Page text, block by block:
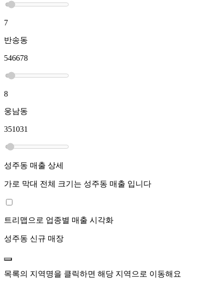
7
반송동
546678
8
웅남동
351031
성주동 매출 상세
가로 막대 전체 크기는 성주동 매출 입니다
트리맵으로 업종별 매출 시각화
성주동 신규 매장
목록의 지역명을 클릭하면 해당 지역으로 이동해요